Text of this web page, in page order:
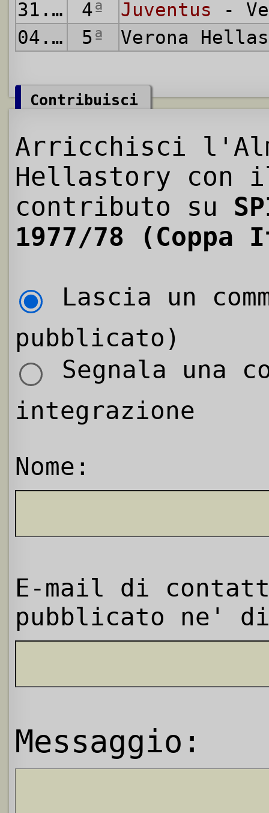
31.08.1977
4ª Juventus -
04.09.1977
5ª Verona
Contribuisci
Arricchisci
Hellastory con
contributo su
1977/78
Lascia un
pubblicato)
Segnala una
integrazione
Nome:
E-mail di
pubblicato ne'
Messaggio: